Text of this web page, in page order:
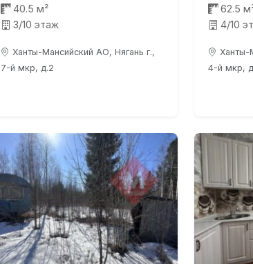
40.5 м²
3/10 этаж
Ханты-Мансийский АО, Нягань г.,
7-й мкр, д.2
62.5
4/10
Ханты-
4-й мкр,